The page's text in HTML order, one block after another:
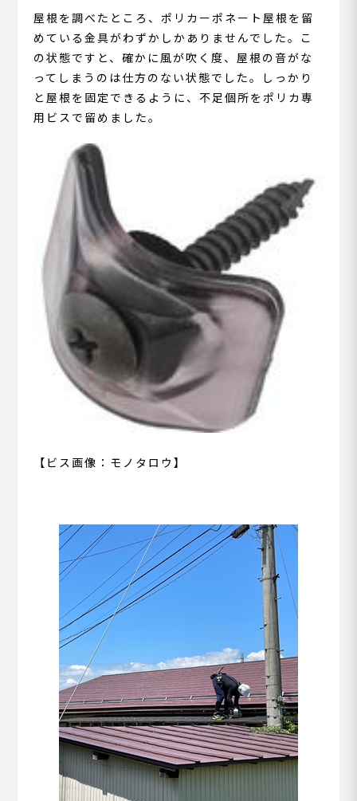
屋根を調べたところ、ポリカーポネート屋根を留
めている金具がわずかしかありませんでした。こ
の状態ですと、確かに風が吹く度、屋根の音がな
ってしまうのは仕方のない状態でした。しっかり
と屋根を固定できるように、不足個所をポリカ専
用ビスで留めました。
【ビス画像：モノタロウ】